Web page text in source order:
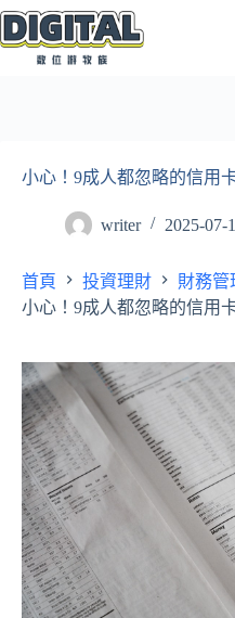
跳
至
小心！9成人都忽略的信用
writer 2025-07-
首頁 投資理財
財務管
小心！9成人都忽略的信用